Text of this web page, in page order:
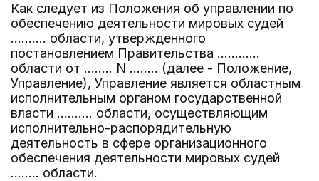
Как следует из Положения об управлении по
обеспечению деятельности мировых судей
.......... области, утвержденного
постановлением Правительства ............
области от ........ N ........ (далее - Положение,
Управление), Управление является областным
исполнительным органом государственной
власти .......... области, осуществляющим
исполнительно-распорядительную
деятельность в сфере организационного
обеспечения деятельности мировых судей
........ области.